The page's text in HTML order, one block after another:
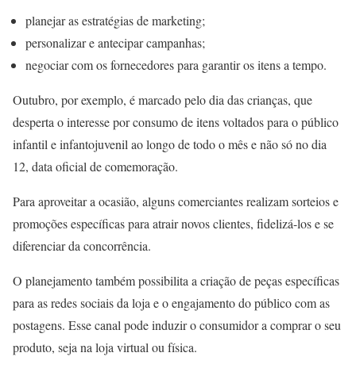
planejar as estratégias de marketing;
personalizar e antecipar campanhas;
negociar com os fornecedores para garantir os itens a tempo.
Outubro, por exemplo, é marcado pelo dia das crianças, que
desperta o interesse por consumo de itens voltados para o público
infantil e infantojuvenil ao longo de todo o mês e não só no dia
12, data oficial de comemoração.
Para aproveitar a ocasião, alguns comerciantes realizam sorteios e
promoções específicas para atrair novos clientes, fidelizá-los e se
diferenciar da concorrência.
O planejamento também possibilita a criação de peças específicas
para as redes sociais da loja e o engajamento do público com as
postagens. Esse canal pode induzir o consumidor a comprar o seu
produto, seja na loja virtual ou física.